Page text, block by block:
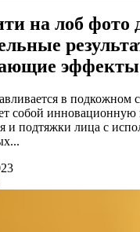
на лоб фото
эффекты
в подкожном
собой инновационную
и подтяжки лица с